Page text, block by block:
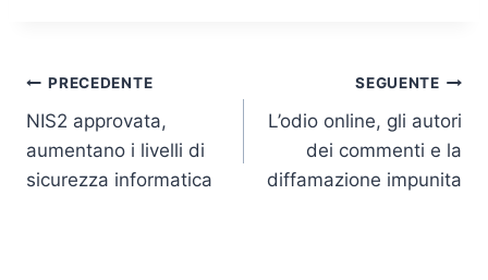
Navigazione
articoli
PRECEDENTE
NIS2 approvata,
aumentano i livelli di
sicurezza informatica
SEGUENTE
L’odio online, gli autori
dei commenti e la
diffamazione impunita